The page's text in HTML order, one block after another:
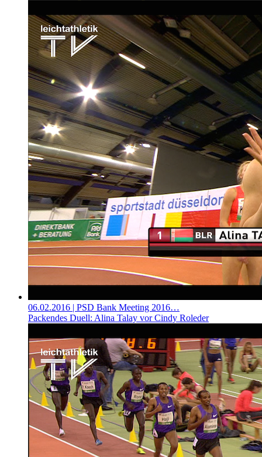
06.02.2016 | PSD Bank Meeting 2016…
Packendes Duell: Alina Talay vor Cindy Roleder